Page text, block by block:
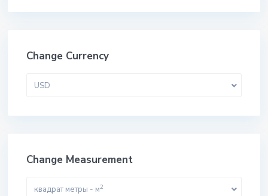
Change Currency
USD
Change Measurement
квадрат метры - м2